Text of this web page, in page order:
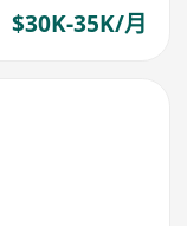
$30K-35K/月